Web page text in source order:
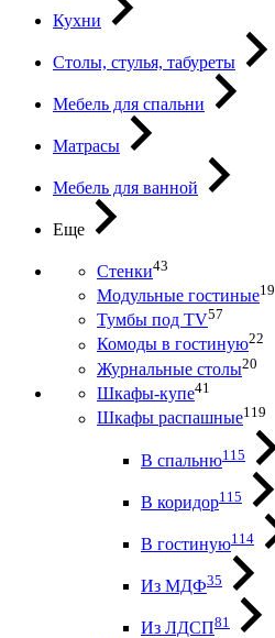
Кухни
Столы, стулья, табуреты
Мебель для спальни
Матрасы
Мебель для ванной
Еще
Стенки43
Модульные гостиные19
Тумбы под ТV57
Комоды в гостиную22
Журнальные столы20
Шкафы-купе41
Шкафы распашные119
В спальню115
В коридор115
В гостиную114
Из МДФ35
Из ЛДСП81